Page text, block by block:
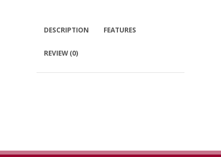
DESCRIPTION FEATURES
REVIEW (0)